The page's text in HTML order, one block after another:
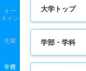
オー
キャン
先輩
学費
大学トップ
学部・学科